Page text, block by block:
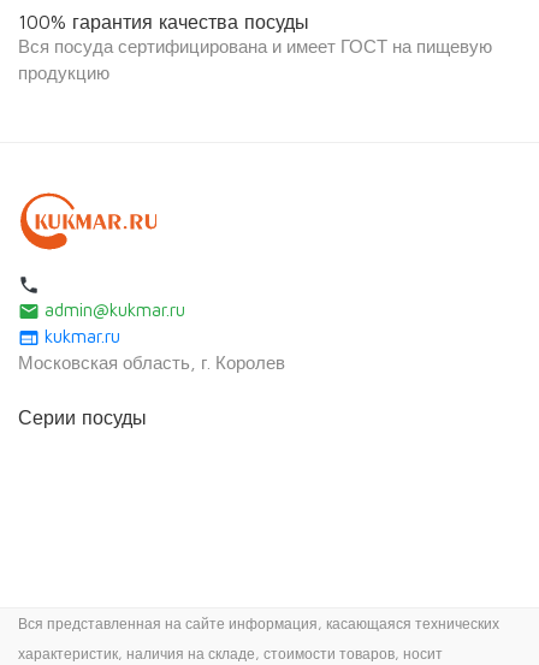
100% гарантия качества посуды
Вся посуда сертифицирована и имеет ГОСТ на пищевую
продукцию
local_phone
email admin@kukmar.ru
web kukmar.ru
Московская область, г. Королев
Серии посуды
Вся представленная на сайте информация, касающаяся технических
характеристик, наличия на складе, стоимости товаров, носит